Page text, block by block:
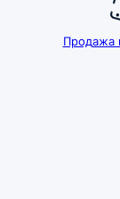
Продажа